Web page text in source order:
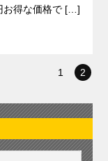
お得な価格で […]
1 2